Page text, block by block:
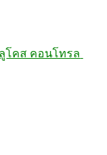
ลูโคส คอนโทรล